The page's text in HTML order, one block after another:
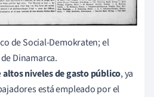
de Social-Demokraten; el
Dinamarca.
altos niveles de gasto público, ya
está empleado por el